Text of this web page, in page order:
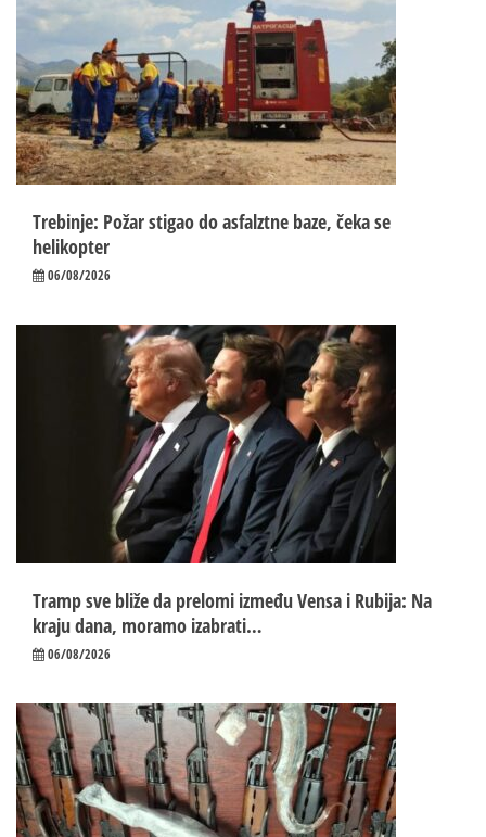
Trebinje: Požar stigao do asfalztne baze, čeka se
helikopter
06/08/2026
Tramp sve bliže da prelomi između Vensa i Rubija: Na
kraju dana, moramo izabrati…
06/08/2026